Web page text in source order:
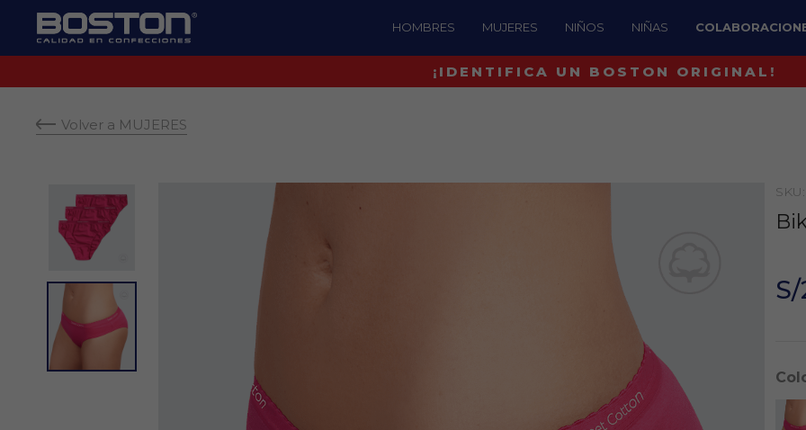
HOMBRES MUJERES NIÑOS NIÑAS
¡IDENTIFICA UN BOSTON ORIGINAL!
Volver a MUJERES